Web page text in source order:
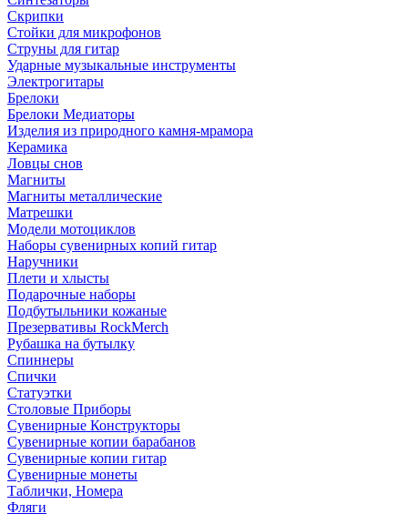
Скрипки
Стойки для микрофонов
Струны для гитар
Ударные музыкальные инструменты
Электрогитары
Брелоки
Брелоки Медиаторы
Изделия из природного камня-мрамора
Керамика
Ловцы снов
Магниты
Магниты металлические
Матрешки
Модели мотоциклов
Наборы сувенирных копий гитар
Наручники
Плети и хлысты
Подарочные наборы
Подбутыльники кожаные
Презервативы RockMerch
Рубашка на бутылку
Спиннеры
Спички
Статуэтки
Столовые Приборы
Сувенирные Конструкторы
Сувенирные копии барабанов
Сувенирные копии гитар
Сувенирные монеты
Таблички, Номера
Фляги